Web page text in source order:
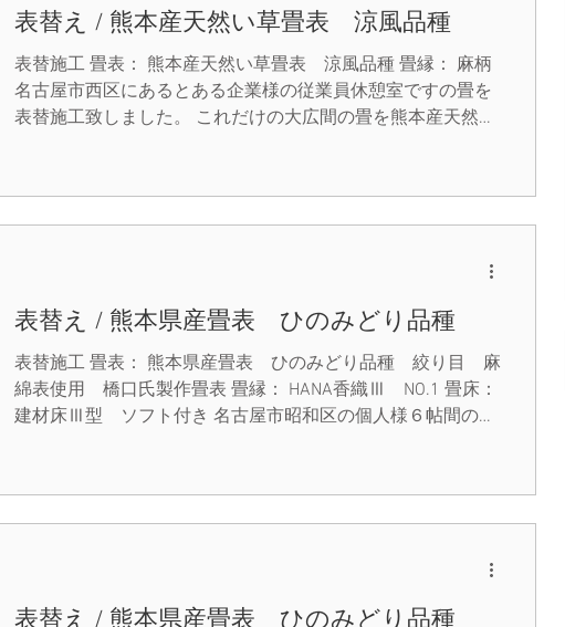
間になりました。 丸信畳店は、お客様のご要望に出来るだけ
多くお応えできるようにこれからも努めていきます。 （当店
ではクレジットカード決済も出来ます。）
表替え / 熊本産天然い草畳表 涼風品種
表替施工 畳表： 熊本産天然い草畳表 涼風品種 畳縁： 麻柄
名古屋市西区にあるとある企業様の従業員休憩室ですの畳を
表替施工致しました。 これだけの大広間の畳を熊本産天然い
るだけ多くお応えできるようにこれからも努めていきます。
（当店ではクレジットカード決済も出来ます。）
表替え / 熊本県産畳表 ひのみどり品種
表替施工 畳表： 熊本県産畳表 ひのみどり品種 絞り目 麻
綿表使用 橋口氏製作畳表 畳縁： HANA香織Ⅲ NO.1 畳床：
建材床Ⅲ型 ソフト付き 名古屋市昭和区の個人様６帖間の表
っていて、とても美しい仕上がりです。 どの方向から触って
も滑らかでうっとりします。 非の打ち所がない。とはこの
もシックな黒ベースに、梅の花が咲くモダンでお洒落な畳縁
をつける事で、伝統的でありながら新しい畳となりました。
表替え / 熊本県産畳表 ひのみどり品種